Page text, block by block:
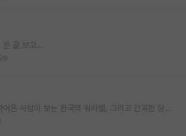
글 보고...
동서 랩노비를 모두 겪어온 사람이 보는 한국의 워라밸, 그리고 간곡한 당부의 말씀